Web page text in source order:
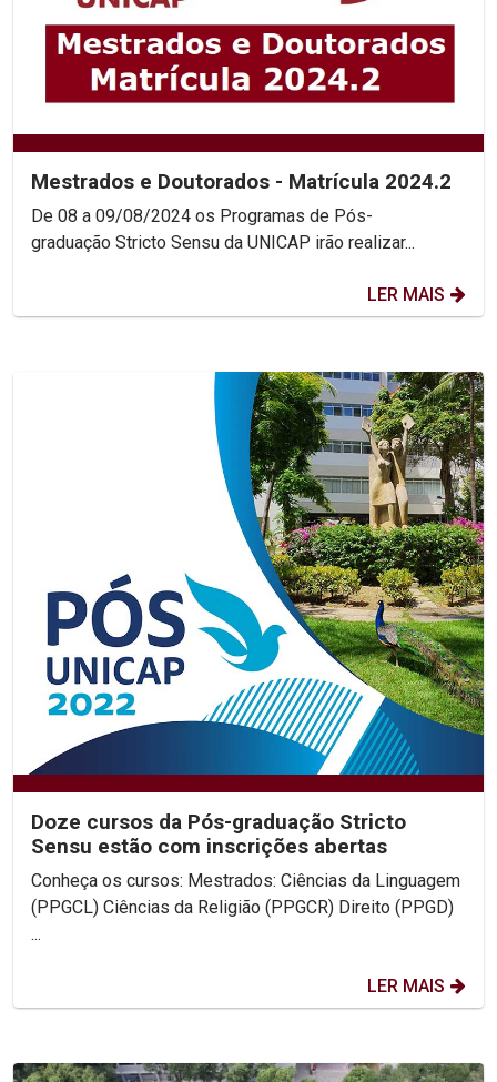
Mestrados e Doutorados - Matrícula 2024.2
De 08 a 09/08/2024 os Programas de Pós-
graduação Stricto Sensu da UNICAP irão realizar...
LER MAIS
Doze cursos da Pós-graduação Stricto
Sensu estão com inscrições abertas
Conheça os cursos: Mestrados: Ciências da Linguagem
(PPGCL) Ciências da Religião (PPGCR) Direito (PPGD)
...
LER MAIS